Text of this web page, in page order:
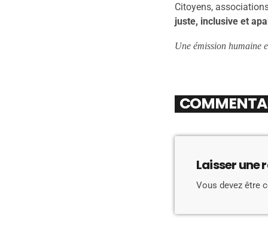
Citoyens,
juste, inclusive et
Une émission humaine
Laisser une
Vous devez être